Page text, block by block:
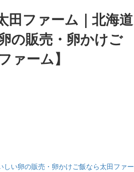
田ファーム｜北海道
の販売・卵かけご
ァーム】